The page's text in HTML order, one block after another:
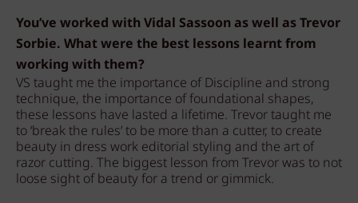
You’ve worked with Vidal Sassoon as well as Trevor
Sorbie. What were the best lessons learnt from
working with them?
VS taught me the importance of Discipline and strong
technique, the importance of foundational shapes,
these lessons have lasted a lifetime. Trevor taught me
to ‘break the rules’ to be more than a cutter, to create
beauty in dress work editorial styling and the art of
razor cutting. The biggest lesson from Trevor was to not
loose sight of beauty for a trend or gimmick.